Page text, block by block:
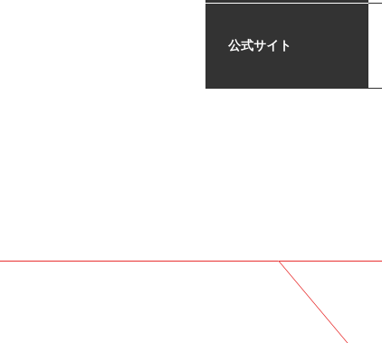
公式サイト